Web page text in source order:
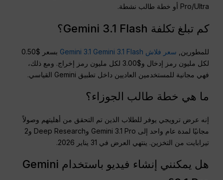
Pro/Ultra أو خطة طالب نشطة.
كم تبلغ تكلفة Gemini 3.1 Flash؟
للمطورين, سعر فلاش Gemini 3.1 Gemini 3.1 Flash
بسعر $0.50
لكل مليون رمز إدخال و$3.00 لكل مليون رمز إخراج. ومع ذلك،
فهي مجانية للمستخدمين العاديين داخل تطبيق Gemini القياسي.
ما هي خطة طالب الجوزاء؟
إنه عرض ترويجي يوفر للطلاب الذين تم التحقق من أهليتهم وصولاً
مجانيًا لمدة عام واحد إلى Gemini 3.1 Pro وDeep Research و2
تيرابايت من التخزين. ينتهي العرض في 31 يناير 2026.
هل يمكنني إنشاء فيديو باستخدام Gemini